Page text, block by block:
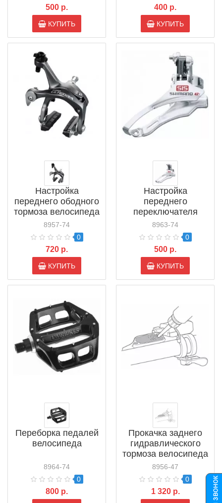
500 р.
КУПИТЬ
400 р.
КУПИТЬ
Настройка
переднего ободного
тормоза велосипеда
8957-74
0
720 р.
КУПИТЬ
Настройка
переднего
переключателя
велосипеда
8963-74
0
500 р.
КУПИТЬ
Переборка педалей
велосипеда
8964-74
0
800 р.
Прокачка заднего
гидравлического
тормоза велосипеда
8956-47
0
1 320 р.